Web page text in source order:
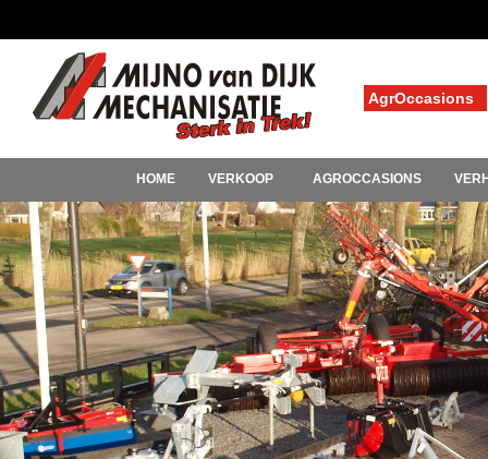
AgrOccasions
HOME VERKOOP AGROCCASIONS